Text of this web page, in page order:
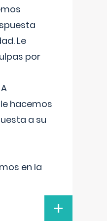
Le
por
hacemos
a su
en la
+